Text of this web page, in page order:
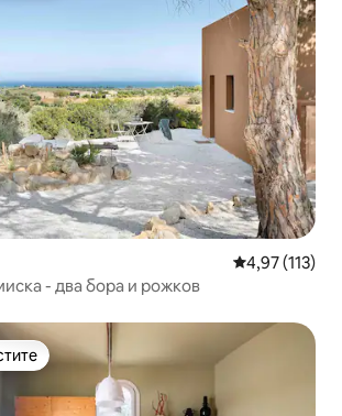
Просечна
4,97 (113)
- два бора и рожков